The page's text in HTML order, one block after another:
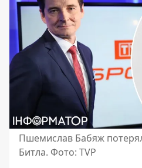
Пшемислав Бабяж
Битла. Фото: TVP